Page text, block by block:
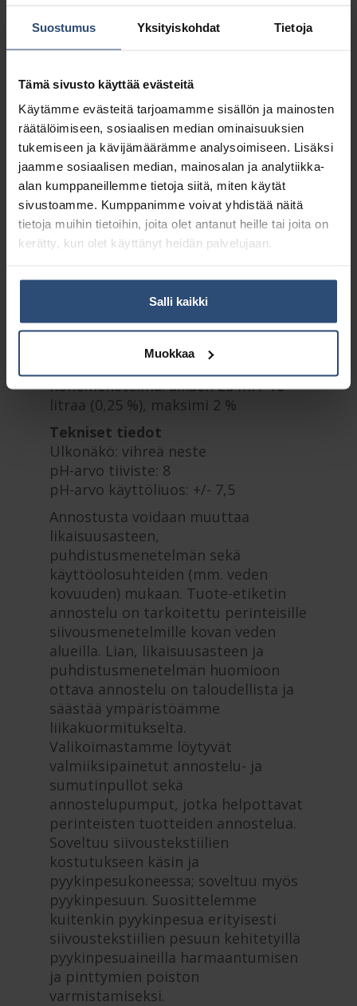
Suostumus Yksityiskohdat Tietoja
Tämä sivusto käyttää evästeitä
Käytämme evästeitä tarjoamamme sisällön ja mainosten
räätälöimiseen, sosiaalisen median ominaisuuksien
tukemiseen ja kävijämäärämme analysoimiseen. Lisäksi
jaamme sosiaalisen median, mainosalan ja analytiikka-
alan kumppaneillemme tietoja siitä, miten käytät
sivustoamme. Kumppanimme voivat yhdistää näitä
tietoja muihin tietoihin, joita olet antanut heille tai joita on
kerätty, kun olet käyttänyt heidän palvelujaan.
Salli kaikki
Muokkaa
yhdistelmäkoneella, käytä
tarvittaessa epäsuoraa
Mikrokuitu- ja sankomentelmä:
Annostele puhdistusaineliuos
tahrakohtaan ja puhdista
mikrokuitupyyhkeellä tai käytä
kuivain- tai moppipyyhintä. Puhdista
voimakkaammin likaantuneet pinnat
liuoksessa kostutetulla
mikrokuitupyyhkeellä, kuivain- tai
moppipyyhkimellä.
Mikrokuitu- ja sankomenetelmä:
Mikrokuitumenetelmä alkaen 2 ml /
500 ml. Sankomenetelmä alkaen 2 ml
Konemenetelmä: alkaen 25 ml / 10
litraa (0,25 %), maksimi 2 %
Tekniset tiedot
Ulkonäkö: vihreä neste
pH-arvo tiiviste: 8
pH-arvo käyttöliuos: +/- 7,5
Annostusta voidaan muuttaa
likaisuusasteen,
puhdistusmenetelmän sekä
käyttöolosuhteiden (mm. veden
kovuuden) mukaan. Tuote-etiketin
annostelu on tarkoitettu perinteisille
siivousmenetelmille kovan veden
alueilla. Lian, likaisuusasteen ja
puhdistusmenetelmän huomioon
ottava annostelu on taloudellista ja
säästää ympäristöämme
liikakuormitukselta.
Valikoimastamme löytyvät
valmiiksipainetut annostelu- ja
sumutinpullot sekä
annostelupumput, jotka helpottavat
perinteisten tuotteiden annostelua.
Soveltuu siivoustekstiilien
kostutukseen käsin ja
pyykinpesukoneessa; soveltuu myös
pyykinpesuun. Suosittelemme
kuitenkin pyykinpesua erityisesti
siivoustekstiilien pesuun kehitetyillä
pyykinpesuaineilla harmaantumisen
ja pinttymien poiston
varmistamiseksi.